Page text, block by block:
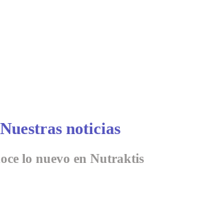
Nuestras noticias
lo nuevo en Nutraktis